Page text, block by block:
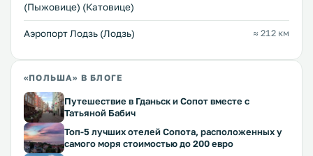
(Пыжовице) (Катовице)
Аэропорт Лодзь (Лодзь) ≈ 212 км
«ПОЛЬША» В БЛОГЕ
Путешествие в Гданьск и Сопот вместе с
Татьяной Бабич
Топ-5 лучших отелей Сопота, расположенных у
самого моря стоимостью до 200 евро